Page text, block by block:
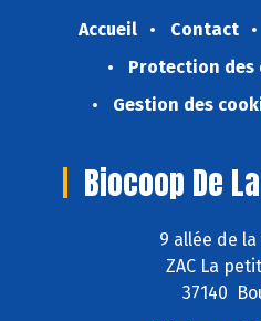
Accueil Contact
Protection des
Gestion des
Biocoop De
9 allée de
ZAC La
37140